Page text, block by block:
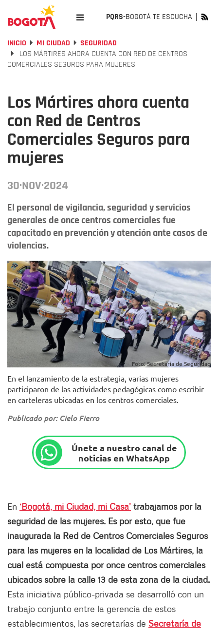
PQRS-BOGOTÁ TE ESCUCHA
INICIO MI CIUDAD
SEGURIDAD
LOS MÁRTIRES AHORA CUENTA CON RED DE CENTROS
COMERCIALES SEGUROS PARA MUJERES
Los Mártires ahora cuenta
con Red de Centros
Comerciales Seguros para
mujeres
30·NOV·2024
El personal de vigilancia, seguridad y servicios
generales de once centros comerciales fue
capacitado en prevención y atención ante casos de
violencias.
Foto: Secretaría de Seguridad
En el lanzamiento de la estrategia, varias mujeres
participaron de las actividades pedagógicas como escribir
en carteleras ubicadas en los centros comerciales.
Publicado por: Cielo Fierro
Únete a nuestro canal de
noticias en WhatsApp
En ‘Bogotá, mi Ciudad, mi Casa’ trabajamos por la
seguridad de las mujeres. Es por esto, que fue
inaugurada la Red de Centros Comerciales Seguros
para las mujeres en la localidad de Los Mártires, la
cual está compuesta por once centros comerciales
ubicados sobre la calle 13 de esta zona de la ciudad.
Esta iniciativa público-privada se desarrolló con un
trabajo conjunto entre la gerencia de estos
establecimientos, las secretarías de Secretaría de